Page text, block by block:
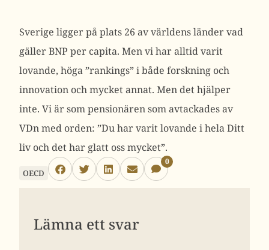
Sverige ligger på plats 26 av världens länder vad
gäller BNP per capita. Men vi har alltid varit
lovande, höga ”rankings” i både forskning och
innovation och mycket annat. Men det hjälper
inte. Vi är som pensionären som avtackades av
VDn med orden: ”Du har varit lovande i hela Ditt
liv och det har glatt oss mycket”.
OECD
0
Lämna ett svar